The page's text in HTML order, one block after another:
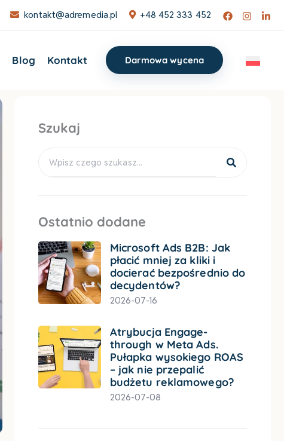
kontakt@adremedia.pl +48 452 333 452
Blog Kontakt Darmowa wycena
Szukaj
Ostatnio dodane
Microsoft Ads B2B: Jak
płacić mniej za kliki i
docierać bezpośrednio do
decydentów?
2026-07-16
Atrybucja Engage-
through w Meta Ads.
Pułapka wysokiego ROAS
– jak nie przepalić
budżetu reklamowego?
2026-07-08